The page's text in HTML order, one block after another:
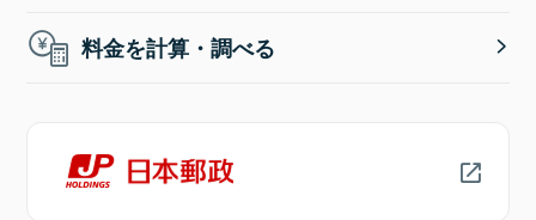
料金を計算・調べる